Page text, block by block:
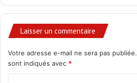
Laisser un commentaire
Votre adresse e-mail ne sera pas publiée.
sont indiqués avec *